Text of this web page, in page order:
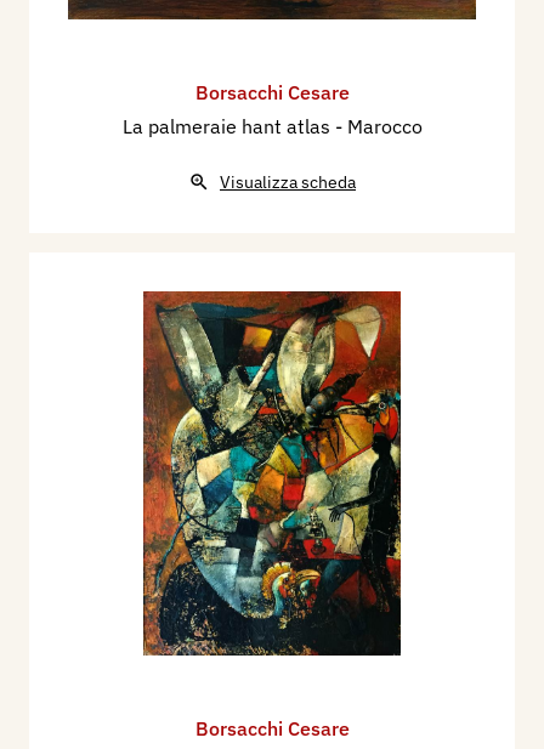
Borsacchi Cesare
La palmeraie hant atlas - Marocco
Visualizza scheda
Borsacchi Cesare